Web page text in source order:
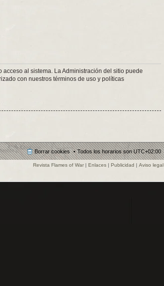
al sistema. La Administración del sitio puede
con nuestros términos de uso y políticas
Todos los horarios sonUTC+02:00
Borrar cookies
Revista Flames of War | Enlaces | Publicidad | Aviso legal